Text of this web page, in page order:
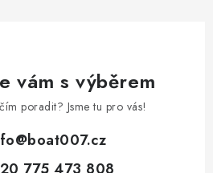
vám s výběrem
poradit? Jsme tu pro vás!
@boat007.cz
775 473 808